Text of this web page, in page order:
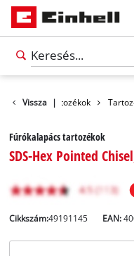
Vissza |
Tartozékok
Fúrókalapács tartozékok
SDS-Hex Pointed
Cikkszám:49191145 EAN: